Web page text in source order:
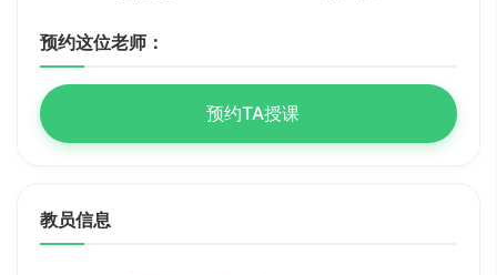
预约这位老师：
预约TA授课
教员信息